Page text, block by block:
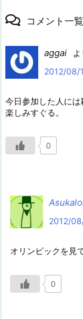
コメント一覧
aggai
2012/08/
今日参加した人に
楽しみすぐる。
0
2012/
オリンピックを見
0